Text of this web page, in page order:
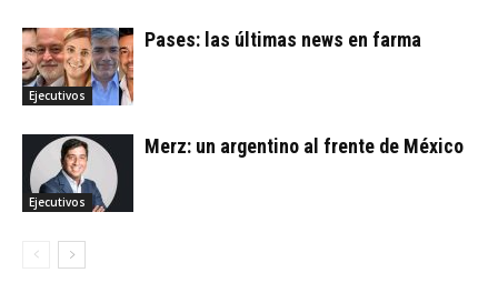
Ejecutivos
Pases: las últimas news en farma
Ejecutivos
Merz: un argentino al frente de México